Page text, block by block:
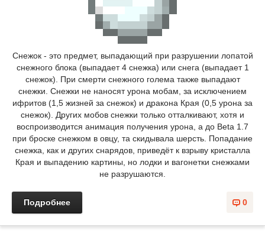
Снежок - это предмет, выпадающий при разрушении лопатой
снежного блока (выпадает 4 снежка) или снега (выпадает 1
снежок). При смерти снежного голема также выпадают
снежки. Снежки не наносят урона мобам, за исключением
ифритов (1,5 жизней за снежок) и дракона Края (0,5 урона за
снежок). Других мобов снежки только отталкивают, хотя и
воспроизводится анимация получения урона, а до Beta 1.7
при броске снежком в овцу, та скидывала шерсть. Попадание
снежка, как и других снарядов, приведёт к взрыву кристалла
Края и выпадению картины, но лодки и вагонетки снежками
не разрушаются.
0
Подробнее